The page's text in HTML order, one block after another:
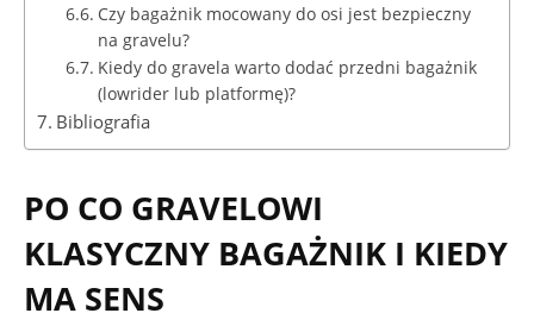
Czy bagażnik mocowany do osi jest bezpieczny
na gravelu?
Kiedy do gravela warto dodać przedni bagażnik
(lowrider lub platformę)?
Bibliografia
PO CO GRAVELOWI
KLASYCZNY BAGAŻNIK I KIEDY
MA SENS